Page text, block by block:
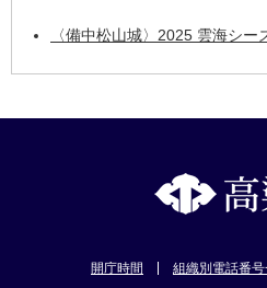
〈備中松山城〉2025 雲海シー
開庁時間 組織別電話番